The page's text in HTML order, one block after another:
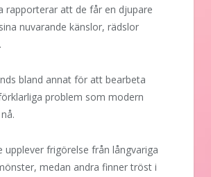
rapporterar att de får en djupare
nuvarande känslor, rädslor
bland annat för att bearbeta
problem som modern
upplever frigörelse från långvariga
medan andra finner tröst i